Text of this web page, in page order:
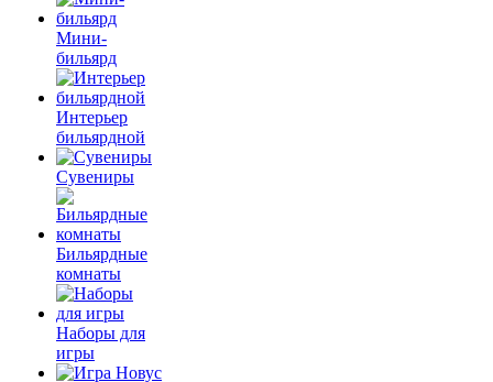
Мини-
бильярд
Интерьер
бильярдной
Сувениры
Бильярдные
комнаты
Наборы для
игры